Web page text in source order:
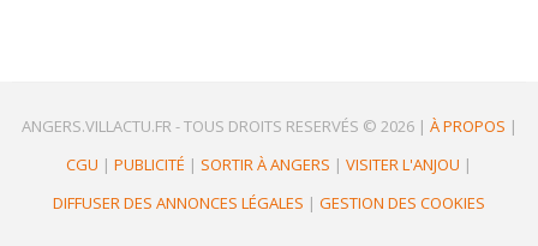
ANGERS.VILLACTU.FR -TOUS DROITS RESERVÉS © 2026| À PROPOS |
CGU | PUBLICITÉ | SORTIR À ANGERS | VISITER L'ANJOU |
DIFFUSER DES ANNONCES LÉGALES | GESTION DES COOKIES